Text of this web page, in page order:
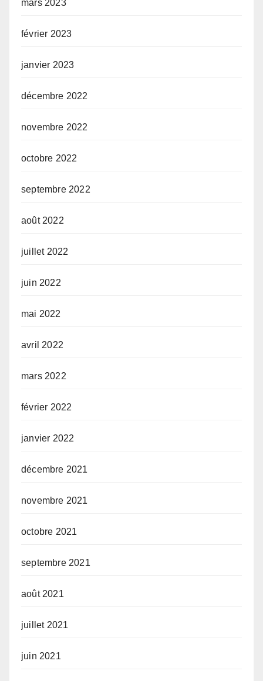
mars 2023
février 2023
janvier 2023
décembre 2022
novembre 2022
octobre 2022
septembre 2022
août 2022
juillet 2022
juin 2022
mai 2022
avril 2022
mars 2022
février 2022
janvier 2022
décembre 2021
novembre 2021
octobre 2021
septembre 2021
août 2021
juillet 2021
juin 2021